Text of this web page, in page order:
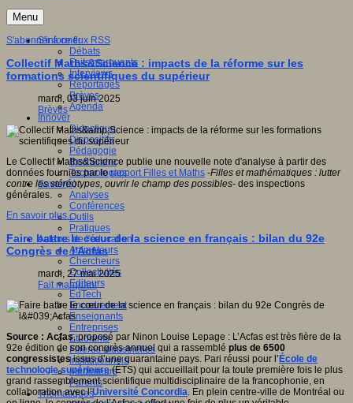
Menu
S'informer
Débats
Faits marquants
Interviews
Reportages
Brèves
Agenda
Innover
Didactique
Dispositifs
Pédagogie
Recherche
Technologies
Savoir(s)
Analyses
Conférences
Outils
Pratiques
Acteurs de l'éducation
Animateurs
Chercheurs
Collectivités
Editeurs
EdTech
Encadrement
Enseignants
Entreprises
Etudiants
Filières industrielles
Institutionnels
Médiateurs
Parents
Thématiques
S'abonner à ce flux RSS
Collectif Maths&Science : impacts de la réforme sur les
formations scientifiques du supérieur
mardi, 03 juin 2025
Brèves
Le Collectif Maths&Science publie une nouvelle note d'analyse à partir des
données fournies par lerapport Filles et Maths -Filles et mathématiques : lutter
contre les stéréotypes, ouvrir le champ des possibles- des inspections
générales.
En savoir plus...
Faire battre le cœur de la science en français : bilan du 92e
Congrès de l'Acfas
mardi, 27 mai 2025
Fait marquant
Source : Acfas, proposé par Ninon Louise Lepage : L’Acfas est très fière de la
92e édition de son congrès annuel qui a rassemblé plus de 6500
congressistesissus d’une quarantaine pays. Pari réussi pour l’ École de
technologie supérieure(ÉTS) qui accueillait pour la toute première fois le plus
grand rassemblement scientifique multidisciplinaire de la francophonie, en
collaboration avec l’Université Concordia. En plein centre-ville de Montréal ou